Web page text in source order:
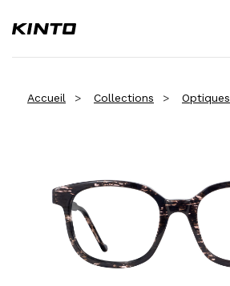
Accueil Collections Optiques